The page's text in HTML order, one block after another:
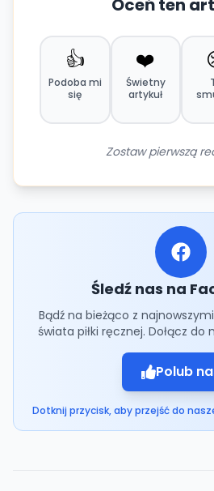
Oceń ten
👍
Podoba mi
się
❤️
Świetny
artykuł
Zostaw pierwszą
Śledź nas na
Bądź na bieżąco z
świata piłki ręcznej. Dołącz do
Polub
Dotknij przycisk, aby przejść do